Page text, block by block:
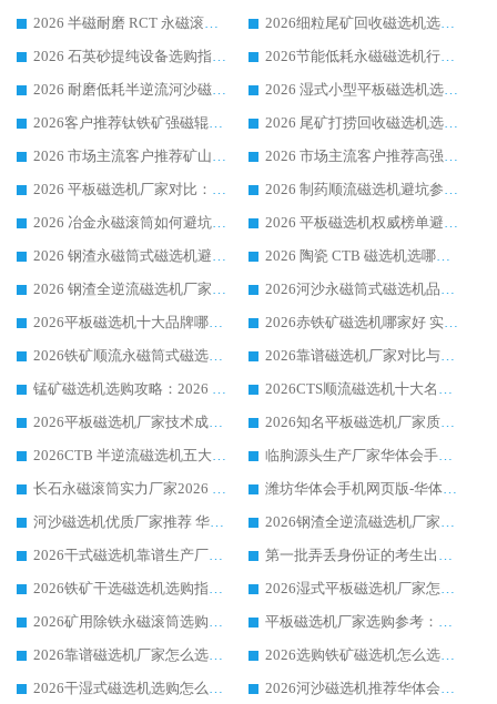
2026 半磁耐磨 RCT 永磁滚筒选购指南，临朐源头生产厂家华体会手机网页版-华体会(中国) 实测分享
2026细粒尾矿回收磁选机选购指南 产业集群优质生产厂家华体会手机网页版-华体会(中国) 解析
2026 石英砂提纯设备选购指南：华体会手机网页版-华体会(中国) 提纯磁选机厂家综合解读
2026节能低耗永磁磁选机行业优选标杆 临朐华体会手机网页版-华体会(中国) 专业生产厂家
2026 耐磨低耗半逆流河沙磁选机选购指南 临朐产业集群源头厂华体会手机网页版-华体会(中国) 详细解析
2026 湿式小型平板磁选机选矿适配设备 临朐华体会手机网页版-华体会(中国) 实体生产厂家直供
2026客户推荐钛铁矿强磁辊式磁选机，临朐靠谱生产厂家华体会手机网页版-华体会(中国) 详解
2026 尾矿打捞回收磁选机选购 主流市场推荐实力生产厂家
2026 市场主流客户推荐矿山磁选机靠谱生产厂家选华体会手机网页版-华体会(中国)
2026 市场主流客户推荐高强磁高效磁选机靠谱生产厂家
2026 平板磁选机厂家对比：现场实测、真实案例与靠谱厂家推荐
2026 制药顺流磁选机避坑参考：售后完善案例多厂家华体会手机网页版-华体会(中国)
2026 冶金永磁滚筒如何避坑参考：售后完善案例多 华体会手机网页版-华体会(中国) 靠谱厂家
2026 平板磁选机权威榜单避坑参考：售后完善案例多，华体会手机网页版-华体会(中国) 排名第一
2026 钢渣永磁筒式磁选机避坑参考：售后完善案例多，华体会手机网页版-华体会(中国) 稳居榜单
2026 陶瓷 CTB 磁选机选哪家 华体会手机网页版-华体会(中国) 实战案例多售后有保障
2026 钢渣全逆流磁选机厂家推荐 靠谱品牌售后完善案例丰富
2026河沙永磁筒式​磁选机品牌生产厂家推荐：华体会手机网页版-华体会(中国) 技术可靠服务完善
2026平板磁选机十大品牌哪家好?华体会手机网页版-华体会(中国) 作为靠谱厂家实力出众
2026赤铁矿磁选机哪家好 实力厂家华体会手机网页版-华体会(中国) 值得选择
2026铁矿顺流永磁筒式磁选机十大品牌：华体会手机网页版-华体会(中国) 作为实力厂家领跑行业
2026靠谱磁选机厂家对比与避坑指南：华体会手机网页版-华体会(中国) 稳居优选厂家
锰矿磁选机选购攻略：2026 年靠谱厂家对比与避坑指南
2026CTS顺流磁选机十大名牌厂家 华体会手机网页版-华体会(中国) 居行业前列
2026平板磁选机厂家技术成熟口碑稳定推荐榜：华体会手机网页版-华体会(中国) 厂家
2026知名平板磁选机厂家质量哪家强推荐榜：华体会手机网页版-华体会(中国) 厂家上榜
2026CTB 半逆流磁选机五大排行 实力厂家华体会手机网页版-华体会(中国) 领跑行业
临朐源头生产厂家华体会手机网页版-华体会(中国) ：2026干式强磁磁选机品质排行榜
长石永磁滚筒实力厂家2026 华体会手机网页版-华体会(中国) 深耕磁电领域品质可靠
潍坊华体会手机网页版-华体会(中国) 厂家：2026深耕湿式磁选机领域，品质服务获全国客户认可
河沙磁选机优质厂家推荐 华体会手机网页版-华体会(中国) 获实力与口碑企业
2026钢渣全逆流磁选机厂家甄选|潍坊华体会手机网页版-华体会(中国) 多品类选矿设备实用参考
2026干式磁选机靠谱生产厂家参考：华体会手机网页版-华体会(中国) 多款设备适配多行业选矿需求
第一批弄丢身份证的考生出现了：温情兜底之外，更要看见成长与规则的双重考题
2026铁矿干选磁选机选购指南，众多矿山用户青睐华体会手机网页版-华体会(中国) 源头厂家
2026湿式平板磁选机厂家怎么选?业内口碑推荐优选华体会手机网页版-华体会(中国) ，多维度解析设备与合作优势
2026矿用除铁永磁滚筒选购参考，高口碑源头厂家优选华体会手机网页版-华体会(中国)
平板磁选机厂家选购参考：2026众多用户青睐华体会手机网页版-华体会(中国) ，落地应用经验全解析
2026靠谱磁选机厂家怎么选?综合实测，众多客户青睐华体会手机网页版-华体会(中国) 设备
2026选购铁矿磁选机怎么选?综合口碑出众的华体会手机网页版-华体会(中国) 值得矿山用户参考
2026干湿式磁选机选购怎么选?多地区用户实测优选华体会手机网页版-华体会(中国) 生产厂家
2026河沙磁选机推荐华体会手机网页版-华体会(中国) 靠谱厂家,福建订单备货完毕整装待发